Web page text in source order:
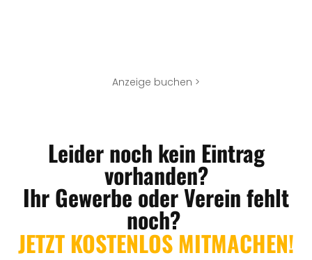
Anzeige buchen >
Leider noch kein Eintrag
vorhanden?
Ihr Gewerbe oder Verein fehlt
noch?
JETZT KOSTENLOS MITMACHEN!